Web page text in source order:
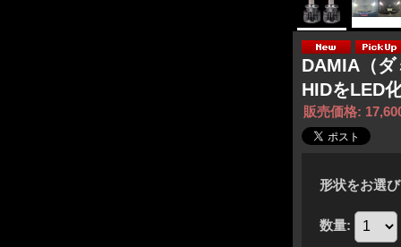
DAMIA（ダ
HIDをLED
販売価格:
形状をお選
数量: